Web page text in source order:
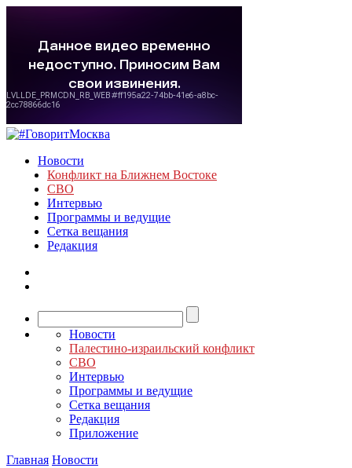
Новости
Конфликт на Ближнем Востоке
СВО
Интервью
Программы и ведущие
Сетка вещания
Редакция
Новости
Палестино-израильский конфликт
СВО
Интервью
Программы и ведущие
Сетка вещания
Редакция
Приложение
Главная Новости